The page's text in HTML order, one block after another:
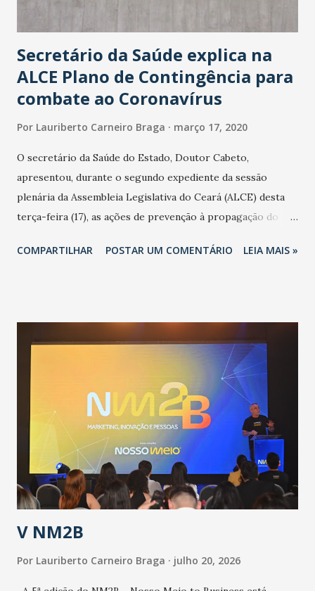
Secretário da Saúde explica na
ALCE Plano de Contingência para
combate ao Coronavírus
Por Lauriberto Carneiro Braga março 17, 2020
O secretário da Saúde do Estado, Doutor Cabeto,
apresentou, durante o segundo expediente da sessão
plenária da Assembleia Legislativa do Ceará (ALCE) desta
terça-feira (17), as ações de prevenção à propagação do
adotadas pelo Governo do Estado na contenção da
população suspeita e de cuidados com os ambientes
públicos e domiciliares. “Nós não estamos vivendo uma
epidemia comum, como temos em todos os anos, com
aumento de casos de dengue, influenza ou H1N1. Trata-se
de uma epidemia com um vírus diferente, com um poder de
contaminação maior que outros coronavírus”, apontou o
secretário. Segundo ele, é uma epidemia com chance de
contaminação alta, podendo gerar um grande risco à
população e ao sistema de saúde. “Precisamos saber fazer a
estratificação do risco da doença, para não so...
COMPARTILHAR POSTAR UM COMENTÁRIO LEIA MAIS »
V NM2B
Por Lauriberto Carneiro Braga julho 20, 2026